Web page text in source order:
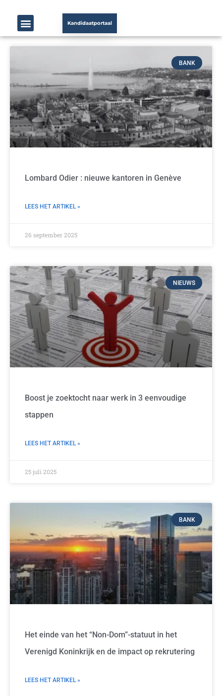
Kandidaatportaal
BANK
Lombard Odier : nieuwe kantoren in Genève
LEES HET ARTIKEL »
26 september 2025
NIEUWS
Boost je zoektocht naar werk in 3 eenvoudige
stappen
LEES HET ARTIKEL »
25 juli 2025
BANK
Het einde van het “Non-Dom”-statuut in het
Verenigd Koninkrijk en de impact op rekrutering
LEES HET ARTIKEL »